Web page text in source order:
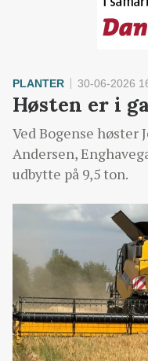
PLANTER 30-06-2026
Høsten er i
Ved Bogense høster
Andersen,
udbytte på 9,5 ton.